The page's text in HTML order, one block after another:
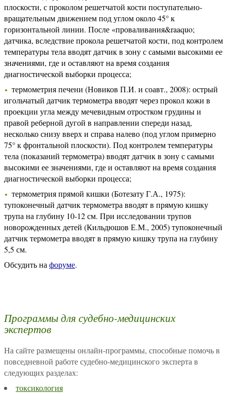
плоскости, с проколом решетчатой кости поступательно-
вращательным движением под углом около 45° к
горизонтальной линии. После «проваливания&raaquo;
датчика, вследствие прокола решетчатой кости, под контролем
температуры тела вводят датчик в зону с самыми высокими ее
значениями, где и оставляют на время создания
диагностической выборки процесса;
термометрия печени (Новиков П.И. и соавт., 2008): острый
игольчатый датчик термометра вводят через прокол кожи в
проекции угла между мечевидным отростком грудины и
правой реберной дугой в направлении спереди назад,
несколько снизу вверх и справа налево (под углом примерно
75° к фронтальной плоскости). Под контролем температуры
тела (показаний термометра) вводят датчик в зону с самыми
высокими ее значениями, где и оставляют на время создания
диагностической выборки процесса;
термометрия прямой кишки (Ботезату Г.А., 1975):
тупоконечный датчик термометра вводят в прямую кишку
трупа на глубину 10-12 см. При исследовании трупов
новорожденных детей (Кильдюшов Е.М., 2005) тупоконечный
датчик термометра вводят в прямую кишку трупа на глубину
5,5 см.
Обсудить на форуме.
Программы для судебно-медицинских
экспертов
На сайте размещены онлайн-программы, способные помочь в
повседневной работе судебно-медицинского эксперта в
следующих разделах:
токсикология